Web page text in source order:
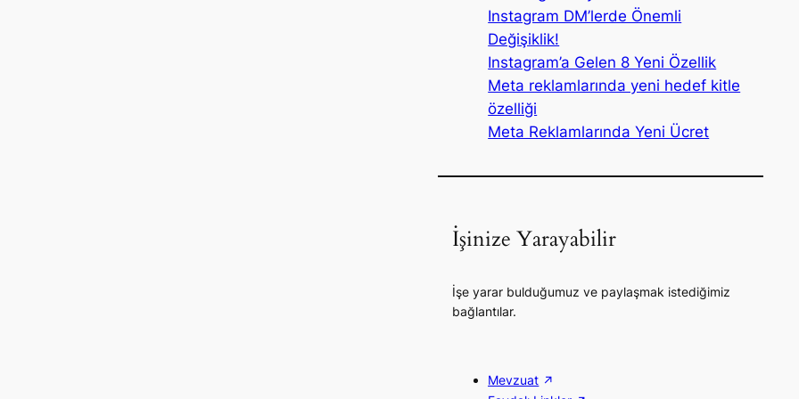
Instagram DM’lerde Önemli
Değişiklik!
Instagram’a Gelen 8 Yeni Özellik
Meta reklamlarında yeni hedef kitle
özelliği
Meta Reklamlarında Yeni Ücret
İşinize Yarayabilir
İşe yarar bulduğumuz ve paylaşmak istediğimiz
bağlantılar.
Mevzuat